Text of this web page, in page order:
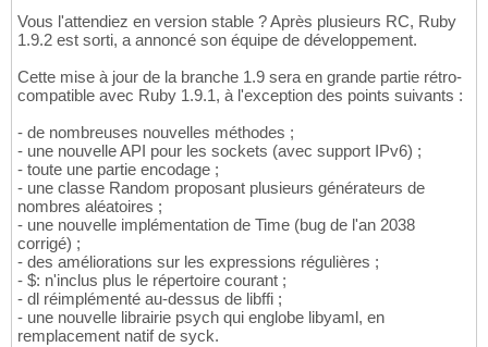
Vous l'attendiez en version stable ? Après plusieurs RC, Ruby
1.9.2 est sorti, a annoncé son équipe de développement.
Cette mise à jour de la branche 1.9 sera en grande partie rétro-
compatible avec Ruby 1.9.1, à l'exception des points suivants :
- de nombreuses nouvelles méthodes ;
- une nouvelle API pour les sockets (avec support IPv6) ;
- toute une partie encodage ;
- une classe Random proposant plusieurs générateurs de
nombres aléatoires ;
- une nouvelle implémentation de Time (bug de l'an 2038
corrigé) ;
- des améliorations sur les expressions régulières ;
- $: n'inclus plus le répertoire courant ;
- dl réimplémenté au-dessus de libffi ;
- une nouvelle librairie psych qui englobe libyaml, en
remplacement natif de syck.